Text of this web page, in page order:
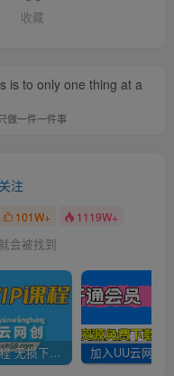
收藏
is to only one thing at a
做一件一件事
关注
101W+ 1119W+
会被找到
全网VIP课程 无损下载~